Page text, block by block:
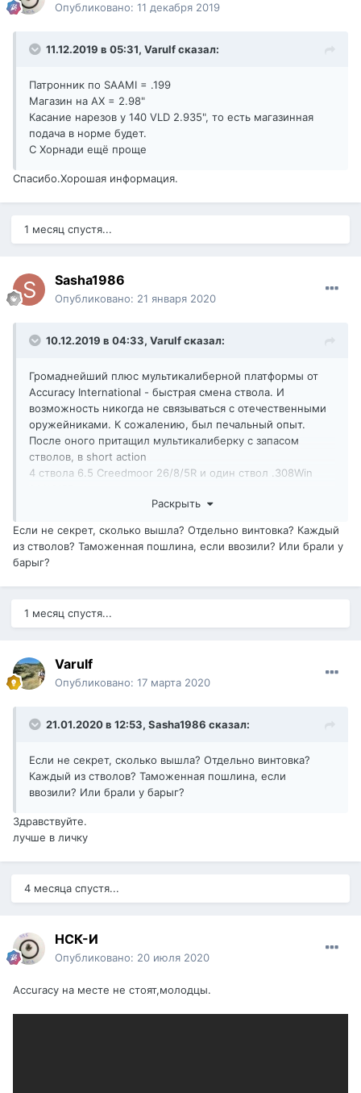
Опубликовано: 11 декабря 2019
11.12.2019 в 05:31, Varulfсказал:
Патронник по SAAMI = .199
Магазин на АХ = 2.98"
Касание нарезов у 140 VLD 2.935", то есть магазинная
подача в норме будет.
С Хорнади ещё проще
Спасибо.Хорошая информация.
1 месяц спустя...
Sasha1986
Опубликовано: 21 января 2020
10.12.2019 в 04:33, Varulfсказал:
Громаднейший плюс мультикалиберной платформы от
Accuracy International - быстрая смена ствола. И
возможность никогда не связываться с отечественными
оружейниками. К сожалению, был печальный опыт.
После оного притащил мультикалиберку с запасом
стволов, в short action
4 ствола 6.5 Creedmoor 26/8/5R и один ствол .308Win
Раскрыть
Если не секрет, сколько вышла? Отдельно винтовка? Каждый
из стволов? Таможенная пошлина, если ввозили? Или брали у
барыг?
1 месяц спустя...
Varulf
Опубликовано: 17 марта 2020
21.01.2020 в 12:53, Sasha1986 сказал:
Если не секрет, сколько вышла? Отдельно винтовка?
Каждый из стволов? Таможенная пошлина, если
ввозили? Или брали у барыг?
Здравствуйте.
лучше в личку
4 месяца спустя...
НСК-И
Опубликовано: 20 июля 2020
Accuracy на месте не стоят,молодцы.